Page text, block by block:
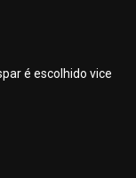
é escolhido vice